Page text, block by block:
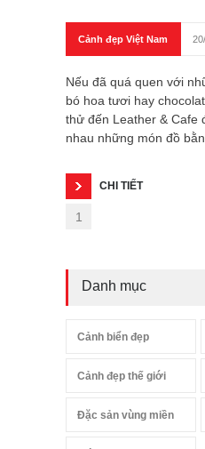
Cảnh đẹp Việt Nam
Nếu đã quá quen với
bó hoa tươi hay
thử đến Leather & Cafe
nhau những món đồ
CHI TIẾT
1
Danh mục
Cảnh biển đẹp
Cảnh đẹp thế giới
Đặc sản vùng miền